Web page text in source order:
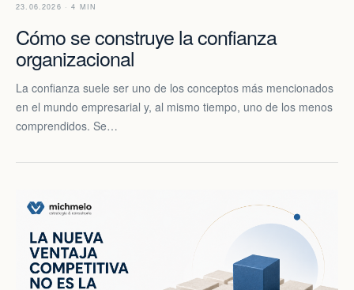
23.06.2026 · 4 MIN
Cómo se construye la confianza
organizacional
La confianza suele ser uno de los conceptos más mencionados
en el mundo empresarial y, al mismo tiempo, uno de los menos
comprendidos. Se…